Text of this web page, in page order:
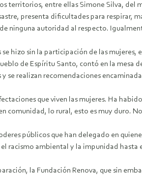
territorios, entre ellas Simone Silva, del
presenta dificultades para respirar,
ninguna autoridad al respecto.
hizo sin la participación de las mujeres,
de Espíritu Santo, contó en la mesa
se realizan recomendaciones
que viven las mujeres. Ha
lo rural, esto es muy duro.
públicos que han delegado en
racismo ambiental y la impunidad hasta
la Fundación Renova, que sin